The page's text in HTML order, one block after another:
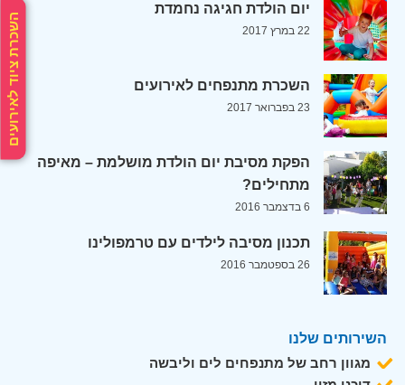
השכרת ציוד לאירועים
יום הולדת חגיגה נחמדת
22 במרץ 2017
השכרת מתנפחים לאירועים
23 בפברואר 2017
הפקת מסיבת יום הולדת מושלמת – מאיפה
מתחילים?
6 בדצמבר 2016
תכנון מסיבה לילדים עם טרמפולינו
26 בספטמבר 2016
השירותים שלנו
מגוון רחב של מתנפחים לים וליבשה